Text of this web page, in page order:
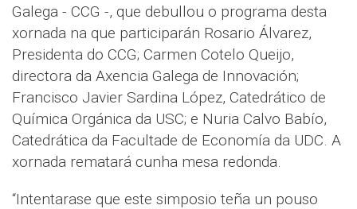
Galega - CCG -, que debullou o programa desta
xornada na que participarán Rosario Álvarez,
Presidenta do CCG; Carmen Cotelo Queijo,
directora da Axencia Galega de Innovación;
Francisco Javier Sardina López, Catedrático de
Química Orgánica da USC; e Nuria Calvo Babío,
Catedrática da Facultade de Economía da UDC. A
xornada rematará cunha mesa redonda.
“Intentarase que este simposio teña un pouso